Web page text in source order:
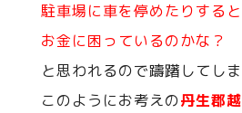
駐車場に車を停めたりすると
お金に困っているのかな？
と思われるので躊躇してしま
このようにお考えの丹生郡